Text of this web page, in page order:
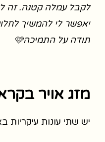
לקבל עמלה קטנה. זה
יאפשר לי להמשיך
תודה על התמיכה🩷
מזג אויר
יש שתי עונות עיקריות